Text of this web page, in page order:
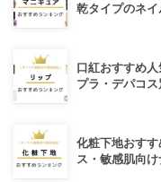
乾タイプのネイ
口紅おすすめ
プラ・デパコス
化粧下地おす
ス・敏感肌向